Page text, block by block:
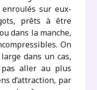
sur eux-
prêts à être
dans la manche,
On
dans un cas,
aller au plus
d’attraction, par